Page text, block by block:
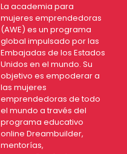
La academia para
mujeres emprendedoras
(AWE) es un programa
global impulsado por las
Embajadas de los Estados
Unidos en el mundo. Su
objetivo es empoderar a
las mujeres
emprendedoras de todo
el mundo a través del
programa educativo
online Dreambuilder,
mentorías,